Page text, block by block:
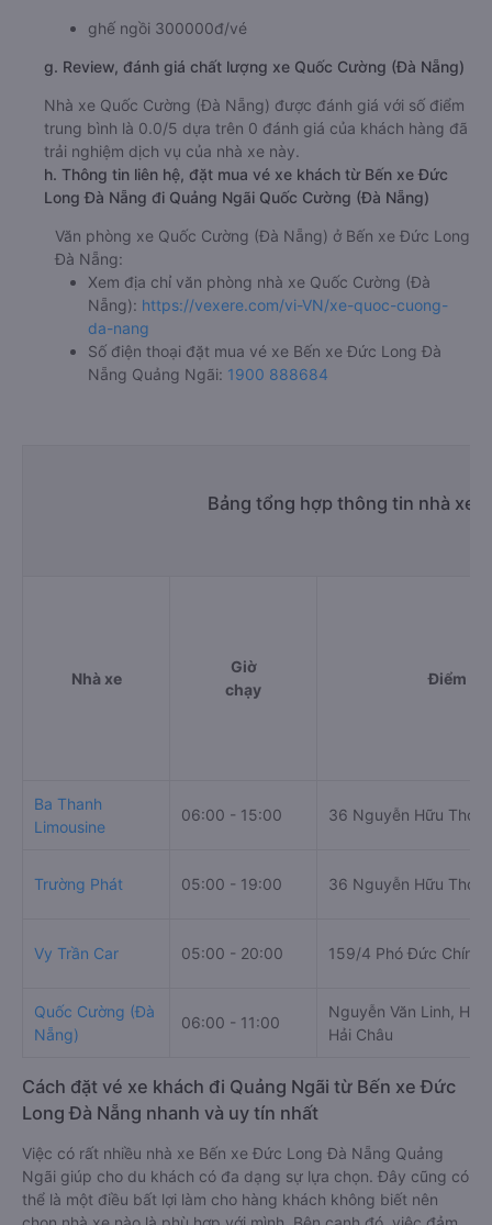
ghế ngồi 300000đ/vé
g. Review, đánh giá chất lượng xe Quốc Cường (Đà Nẵng)
Nhà xe Quốc Cường (Đà Nẵng) được đánh giá với số điểm
trung bình là 0.0/5 dựa trên 0 đánh giá của khách hàng đã
trải nghiệm dịch vụ của nhà xe này.
h. Thông tin liên hệ, đặt mua vé xe khách từ Bến xe Đức
Long Đà Nẵng đi Quảng Ngãi Quốc Cường (Đà Nẵng)
Văn phòng xe Quốc Cường (Đà Nẵng) ở Bến xe Đức Long
Đà Nẵng:
Xem địa chỉ văn phòng nhà xe Quốc Cường (Đà
Nẵng): https://vexere.com/vi-VN/xe-quoc-cuong-
da-nang
Số điện thoại đặt mua vé xe Bến xe Đức Long Đà
Nẵng Quảng Ngãi: 1900 888684
Bảng tổng hợp thông tin nhà xe
Nhà xe
Giờ
chạy
Điểm đi
Ba Thanh
Limousine
06:00 - 15:00 36 Nguyễn Hữu Thọ
Trường Phát 05:00 - 19:00 36 Nguyễn Hữu Thọ
Vy Trần Car 05:00 - 20:00 159/4 Phó Đức Chính
Quốc Cường (Đà
Nẵng)
06:00 - 11:00
Nguyễn Văn Linh,
Hải Châu
Cách đặt vé xe khách đi Quảng Ngãi từ Bến xe Đức
Long Đà Nẵng nhanh và uy tín nhất
Việc có rất nhiều nhà xe Bến xe Đức Long Đà Nẵng Quảng
Ngãi giúp cho du khách có đa dạng sự lựa chọn. Đây cũng có
thể là một điều bất lợi làm cho hàng khách không biết nên